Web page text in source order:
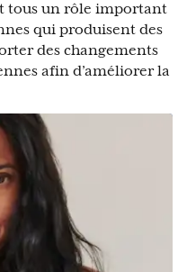
tous un rôle important
qui produisent des
des changements
afin d’améliorer la